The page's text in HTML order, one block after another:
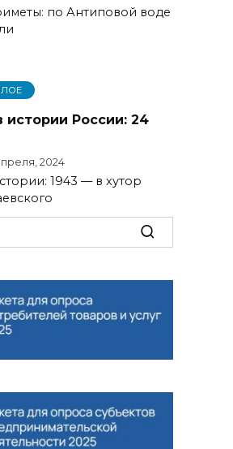
по Антиповой воде
истории России: 24
2024
1943 — в хутор